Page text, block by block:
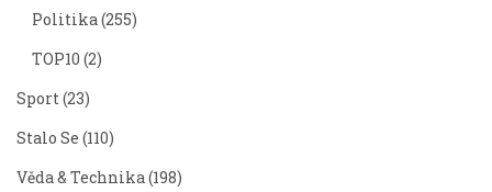
Politika(255)
TOP10 (2)
Sport(23)
Stalo Se (110)
Věda & Technika(198)